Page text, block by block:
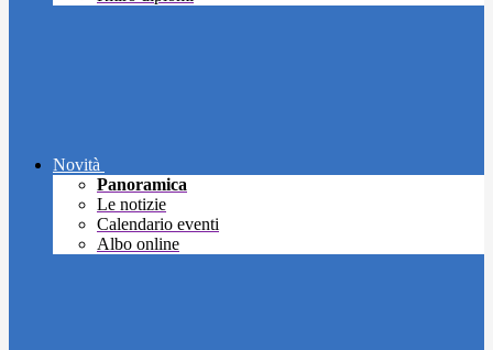
Novità
Panoramica
Le notizie
Calendario eventi
Albo online